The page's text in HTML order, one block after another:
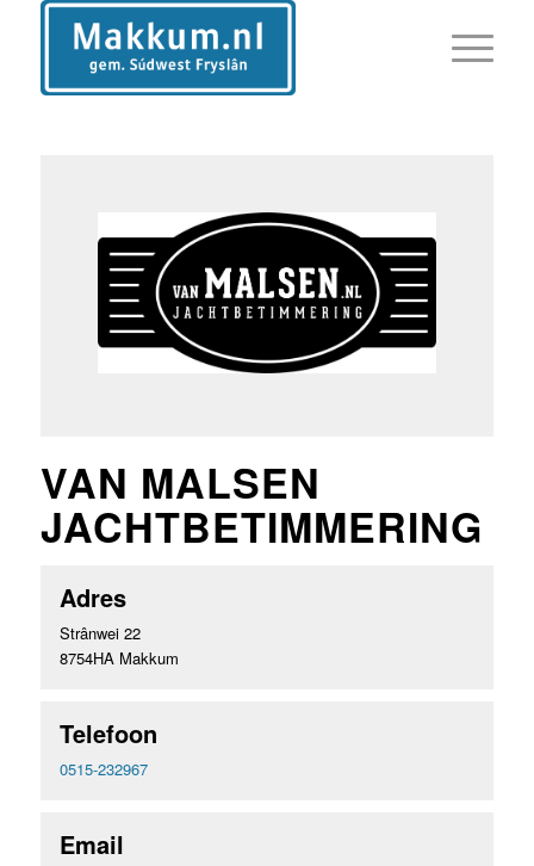
VAN MALSEN
JACHTBETIMMERING
Adres
Strânwei 22
8754HA Makkum
Telefoon
0515-232967
Email